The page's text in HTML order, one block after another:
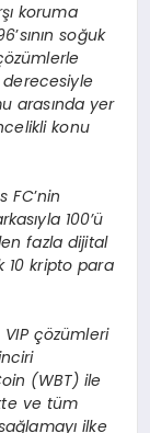
koruma
’sının soğuk
derecesiyle
arasında yer
konu
FC’nin
100’ü
fazla dijital
10 kripto para
çözümleri
(WBT) ile
ve tüm
ilke